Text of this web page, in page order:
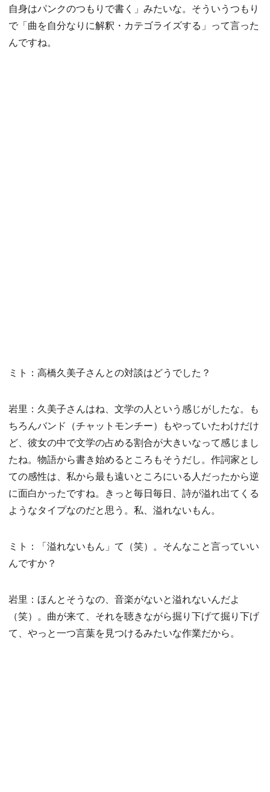
自身はパンクのつもりで書く」みたいな。そういうつもり
で「曲を自分なりに解釈・カテゴライズする」って言った
んですね。
ミト：高橋久美子さんとの対談はどうでした？
岩里：久美子さんはね、文学の人という感じがしたな。も
ちろんバンド（チャットモンチー）もやっていたわけだけ
ど、彼女の中で文学の占める割合が大きいなって感じまし
たね。物語から書き始めるところもそうだし。作詞家とし
ての感性は、私から最も遠いところにいる人だったから逆
に面白かったですね。きっと毎日毎日、詩が溢れ出てくる
ようなタイプなのだと思う。私、溢れないもん。
ミト：「溢れないもん」て（笑）。そんなこと言っていい
んですか？
岩里：ほんとそうなの、音楽がないと溢れないんだよ
（笑）。曲が来て、それを聴きながら掘り下げて掘り下げ
て、やっと一つ言葉を見つけるみたいな作業だから。